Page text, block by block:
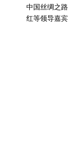
中国丝绸之
红等领导嘉